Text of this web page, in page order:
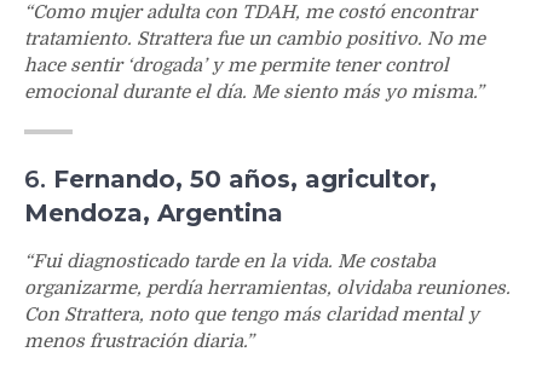
“Como mujer adulta con TDAH, me costó encontrar
tratamiento. Strattera fue un cambio positivo. No me
hace sentir ‘drogada’ y me permite tener control
emocional durante el día. Me siento más yo misma.”
6. Fernando, 50 años, agricultor,
Mendoza, Argentina
“Fui diagnosticado tarde en la vida. Me costaba
organizarme, perdía herramientas, olvidaba reuniones.
Con Strattera, noto que tengo más claridad mental y
menos frustración diaria.”